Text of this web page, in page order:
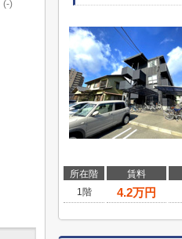
所在階 賃料
1階
4.2万円
(-)